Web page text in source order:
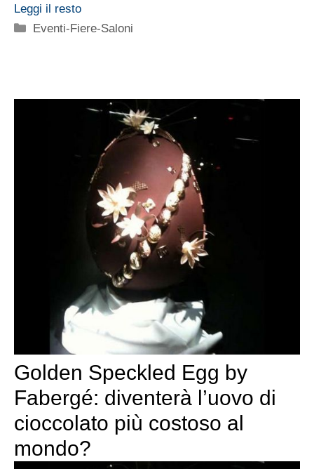
Leggi il resto
Categorie
Eventi-Fiere-Saloni
Golden Speckled Egg by
Fabergé: diventerà l’uovo di
cioccolato più costoso al
mondo?